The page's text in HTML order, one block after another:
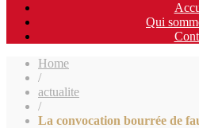
Qui
Home
/
actualite
/
La convocation bourrée de